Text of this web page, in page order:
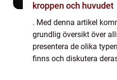
kroppen och huvudet
. Med denna artikel
grundlig översikt över
presentera de olika
finns och diskutera